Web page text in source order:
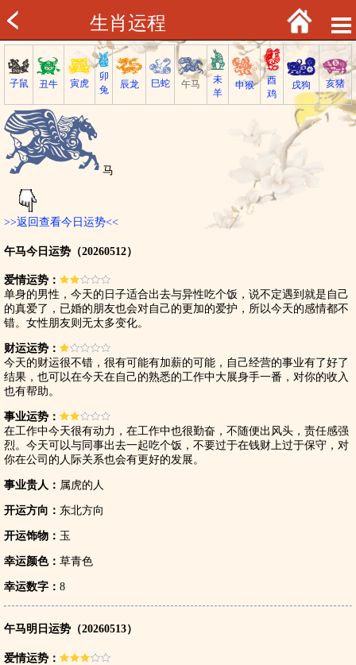
生肖运程
子鼠 丑牛 寅虎
卯
兔
辰龙 巳蛇 午马
未
羊
申猴
酉
鸡
戌狗 亥猪
马
>>返回查看今日运势<<
午马今日运势（20260512）
爱情运势：
单身的男性，今天的日子适合出去与异性吃个饭，说不定遇到就是自己
的真爱了，已婚的朋友也会对自己的更加的爱护，所以今天的感情都不
错。女性朋友则无太多变化。
财运运势：
今天的财运很不错，很有可能有加薪的可能，自己经营的事业有了好了
结果，也可以在今天在自己的熟悉的工作中大展身手一番，对你的收入
也有帮助。
事业运势：
在工作中今天很有动力，在工作中也很勤奋，不随便出风头，责任感强
烈。今天可以与同事出去一起吃个饭，不要过于在钱财上过于保守，对
你在公司的人际关系也会有更好的发展。
事业贵人： 属虎的人
开运方向： 东北方向
开运饰物： 玉
幸运颜色： 草青色
幸运数字： 8
午马明日运势（20260513）
爱情运势：